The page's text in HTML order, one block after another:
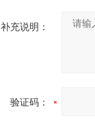
补充说明：
验证码：